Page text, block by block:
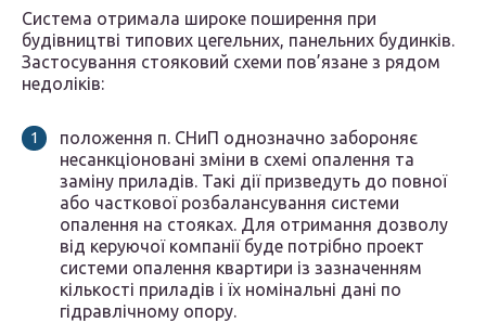
Система отримала широке поширення при
будівництві типових цегельних, панельних будинків.
Застосування стояковий схеми пов’язане з рядом
недоліків:
положення п. СНиП однозначно забороняє
несанкціоновані зміни в схемі опалення та
заміну приладів. Такі дії призведуть до повної
або часткової розбалансування системи
опалення на стояках. Для отримання дозволу
від керуючої компанії буде потрібно проект
системи опалення квартири із зазначенням
кількості приладів і їх номінальні дані по
гідравлічному опору.